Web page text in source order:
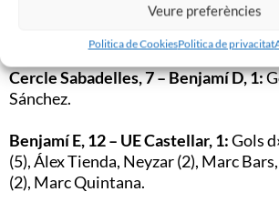
Veure preferències
Politica de CookiesPolitica de privacitat
CF Caldes de Montbui, 0 – Benjamí C,
Carlos Saiz, Marc Roviras, Ot Valls.
Cercle Sabadelles, 7 – Benjamí D, 1:
Sánchez.
Benjamí E, 12 – UE Castellar, 1:Gols
(5), Álex Tienda, Neyzar (2), Marc
(2), Marc Quintana.